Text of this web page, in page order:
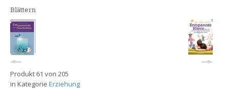
Blättern
Produkt 61 von 205
in Kategorie Erziehung